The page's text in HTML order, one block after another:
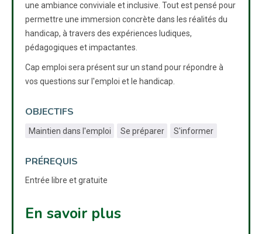
une ambiance conviviale et inclusive. Tout est pensé pour
permettre une immersion concrète dans les réalités du
handicap, à travers des expériences ludiques,
pédagogiques et impactantes.
Cap emploi sera présent sur un stand pour répondre à
vos questions sur l'emploi et le handicap.
OBJECTIFS
Maintien dans l'emploi Se préparer S'informer
PRÉREQUIS
Entrée libre et gratuite
En savoir plus